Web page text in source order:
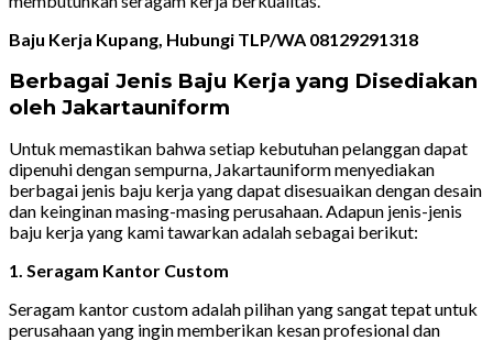
Baju Kerja Kupang, Hubungi TLP/WA 08129291318
Berbagai Jenis Baju Kerja yang Disediakan
oleh Jakartauniform
Untuk memastikan bahwa setiap kebutuhan pelanggan dapat
dipenuhi dengan sempurna, Jakartauniform menyediakan
berbagai jenis baju kerja yang dapat disesuaikan dengan desain
dan keinginan masing-masing perusahaan. Adapun jenis-jenis
baju kerja yang kami tawarkan adalah sebagai berikut:
1. Seragam Kantor Custom
Seragam kantor custom adalah pilihan yang sangat tepat untuk
perusahaan yang ingin memberikan kesan profesional dan